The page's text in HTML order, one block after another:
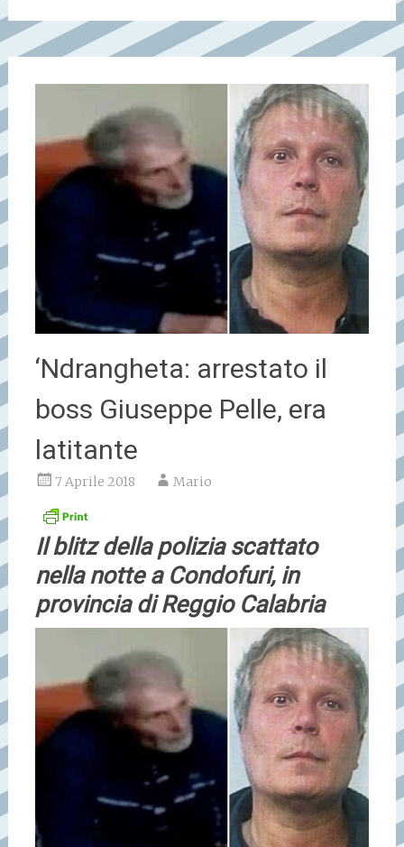
‘Ndrangheta: arrestato il
boss Giuseppe Pelle, era
latitante
7 Aprile 2018 Mario
Il blitz della polizia scattato
nella notte a Condofuri, in
provincia di Reggio Calabria